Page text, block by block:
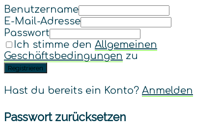
Benutzername
E-Mail-Adresse
Passwort
Ich stimme den Allgemeinen
Geschäftsbedingungen zu
Registrieren
Hast du bereits ein Konto? Anmelden
Passwort zurücksetzen